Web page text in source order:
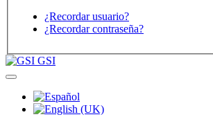
¿Recordar usuario?
¿Recordar contraseña?
GSI